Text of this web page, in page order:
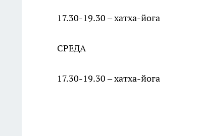
17.30-19.30 – хатха-йога
СРЕДА
17.30-19.30 – хатха-йога